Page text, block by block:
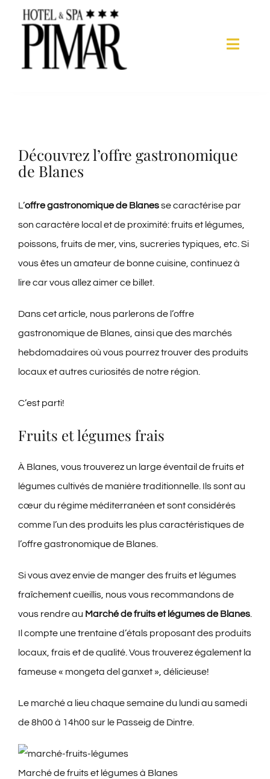
content
Toggle
Spa
Blanes
Galerie
Blog
Français
Larger
Image
Découvrez l’offre gastronomique
de Blanes
L’offre gastronomique de Blanesse caractérise par
son caractère local et de proximité: fruits et légumes,
poissons, fruits de mer, vins, sucreries typiques, etc. Si
vous êtes un amateur de bonne cuisine, continuez à
lire car vous allez aimer ce billet.
Dans cet article, nous parlerons de l’offre
gastronomique de Blanes, ainsi que des marchés
hebdomadaires où vous pourrez trouver des produits
locaux et autres curiosités de notre région.
C’est parti!
Fruits et légumes frais
À Blanes, vous trouverez un large éventail de fruits et
légumes cultivés de manière traditionnelle. Ils sont au
cœur du régime méditerranéen et sont considérés
comme l’un des produits les plus caractéristiques de
l’offre gastronomique de Blanes.
Si vous avez envie de manger des fruits et légumes
fraîchement cueillis, nous vous recommandons de
vous rendre au Marché de fruits et légumes de Blanes
Il compte une trentaine d’étals proposant des produits
locaux, frais et de qualité. Vous trouverez également la
fameuse « mongeta del ganxet », délicieuse!
Le marché a lieu chaque semaine du lundi au samedi
de 8h00 à 14h00 sur le Passeig de Dintre.
Marché de fruits et légumes à Blanes